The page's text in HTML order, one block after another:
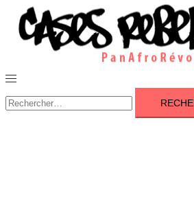
Ouvrir/fermer
le
menu
Rechercher :